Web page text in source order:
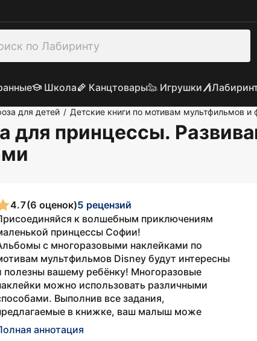
Школа Канцтовары Игрушки
для детей / Детские книги по мотивам мультфильмов и
для принцессы.
4.7(6 оценок)5 рецензий
к волшебным приключениям
принцессы Софии!
с многоразовыми наклейками по
мультфильмов Disney будут интересны
полезны вашему ребёнку! Многоразовые
можно использовать различными
Выполнив все задания,
в книжке, ваш малыш може
аннотация